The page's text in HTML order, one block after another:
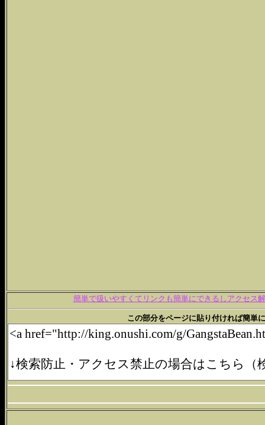
簡単で扱いやすくてリンクも簡単にできるしアクセス
この部分をページに貼り付ければ簡単